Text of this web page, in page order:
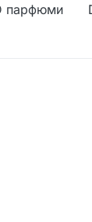
парфюми